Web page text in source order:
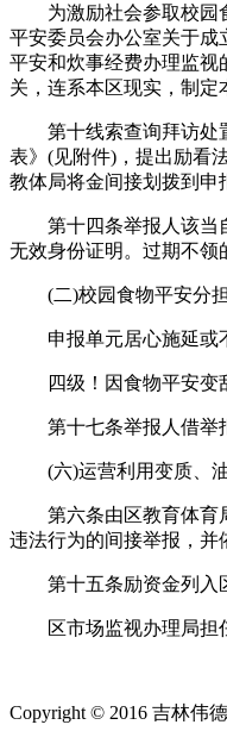
为激励社会参取校园食
平安委员会办公室关于成
平安和炊事经费办理监视
关，连系本区现实，制定
第十线索查询拜访处置
表》(见附件)，提出励看
教体局将金间接划拨到申
第十四条举报人该当自
无效身份证明。过期不领
(二)校园食物平安分担
申报单元居心施延或不
四级！因食物平安变乱
第十七条举报人借举报
(六)运营利用变质、油
第六条由区教育体育局
违法行为的间接举报，并
第十五条励资金列入区
区市场监视办理局担任
Copyright © 2016 吉林伟